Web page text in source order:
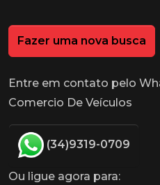
Fazer uma nova busca
Entre em contato pelo
Comercio De Veículos
(34)9319-0709
Ou ligue agora para: